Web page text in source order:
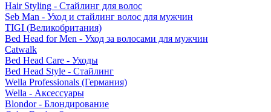
Hair Styling - Стайлинг для волос
Seb Man - Уход и стайлинг волос для мужчин
TIGI (Великобритания)
Bed Head for Men - Уход за волосами для мужчин
Catwalk
Bed Head Care - Уходы
Bed Head Style - Стайлинг
Wella Professionals (Германия)
Wella - Аксессуары
Blondor - Блондирование